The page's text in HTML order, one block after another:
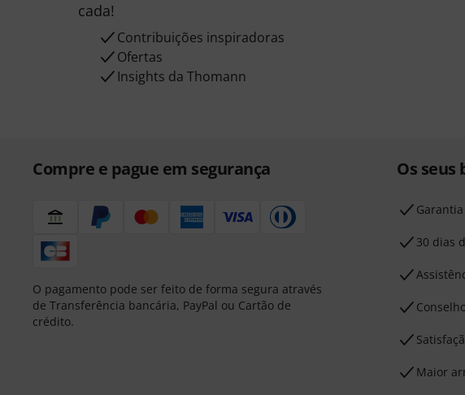
cada!
Contribuições inspiradoras
Ofertas
Insights da Thomann
Compre e pague em segurança
O pagamento pode ser feito de forma segura através
de Transferência bancária, PayPal ou Cartão de
crédito.
Os seus
30 dias
Maior